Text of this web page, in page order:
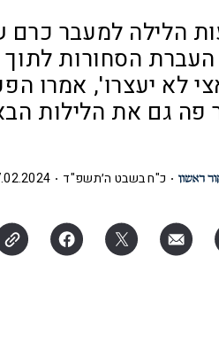
הלילה למעבר כרם
הסחורות
יעצרו', אמרו
פה גם את הלילות
כ"ח בשבט ה׳תשפ"ד | 09:32